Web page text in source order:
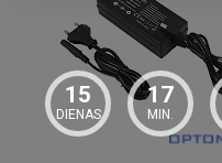
15
DIENAS
17
MIN.